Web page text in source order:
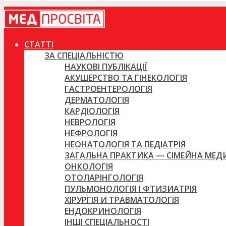
СТАТТІ
ЗА СПЕЦІАЛЬНІСТЮ
НАУКОВІ ПУБЛІКАЦІЇ
АКУШЕРСТВО ТА ГІНЕКОЛОГІЯ
ГАСТРОЕНТЕРОЛОГІЯ
ДЕРМАТОЛОГІЯ
КАРДІОЛОГІЯ
НЕВРОЛОГІЯ
НЕФРОЛОГІЯ
НЕОНАТОЛОГІЯ ТА ПЕДІАТРІЯ
ЗАГАЛЬНА ПРАКТИКА — СІМЕЙНА
ОНКОЛОГІЯ
ОТОЛАРІНГОЛОГІЯ
ПУЛЬМОНОЛОГІЯ І ФТИЗИАТРІЯ
ХІРУРГІЯ И ТРАВМАТОЛОГІЯ
ЕНДОКРИНОЛОГІЯ
ІНШІ СПЕЦІАЛЬНОСТІ